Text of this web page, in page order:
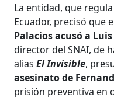
La entidad, que
Ecuador, precisó que
Palacios acusó a
director del SNAI, de
aliasEl Invisible,
asesinato de
prisión preventiva en